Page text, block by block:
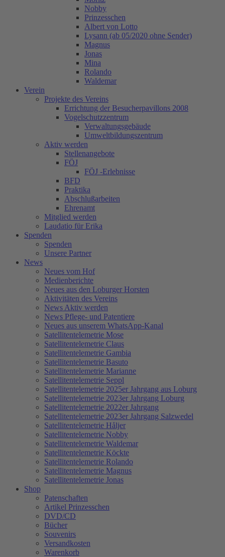
Nobby
Prinzesschen
Albert von Lotto
Lysann (ab 05/2020 ohne Sender)
Magnus
Jonas
Mina
Rolando
Waldemar
Verein
Projekte des Vereins
Errichtung der Besucherpavillons 2008
Vogelschutzzentrum
Verwaltungsgebäude
Umweltbildungszentrum
Aktiv werden
Stellenangebote
FÖJ
FÖJ -Erlebnisse
BFD
Praktika
Abschlußarbeiten
Ehrenamt
Mitglied werden
Laudatio für Erika
Spenden
Spenden
Unsere Partner
News
Neues vom Hof
Medienberichte
Neues aus den Loburger Horsten
Aktivitäten des Vereins
News Aktiv werden
News Pflege- und Patentiere
Neues aus unserem WhatsApp-Kanal
Satellitentelemetrie Mose
Satellitentelemetrie Claus
Satellitentelemetrie Gambia
Satellitentelemetrie Basuto
Satellitentelemetrie Marianne
Satellitentelemetrie Seppl
Satellitentelemetrie 2025er Jahrgang aus Loburg
Satellitentelemetrie 2023er Jahrgang Loburg
Satellitentelemetrie 2022er Jahrgang
Satellitentelemetrie 2023er Jahrgang Salzwedel
Satellitentelemetrie Håljer
Satellitentelemetrie Nobby
Satellitentelemetrie Waldemar
Satellitentelemetrie Köckte
Satellitentelemetrie Rolando
Satellitentelemetrie Magnus
Satellitentelemetrie Jonas
Shop
Patenschaften
Artikel Prinzesschen
DVD/CD
Bücher
Souvenirs
Versandkosten
Warenkorb